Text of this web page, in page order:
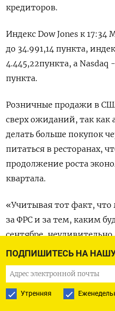
ПОДПИШИТЕСЬ НА
Утренняя
кредиторов.
Индекс Dow Jones к
до 34.991,14 пункта,
4.445,22​ пункта, а Nasdaq
пункта.
Розничные продажи в
сверх ожиданий, так как
делать больше покупок
питаться в ресторанах,
продолжение роста
квартала.
«Учитывая тот факт,
за ФРС и за тем, каким
сентябре,
отреагировал с
Андерсен из Andersen
«Количество розничных